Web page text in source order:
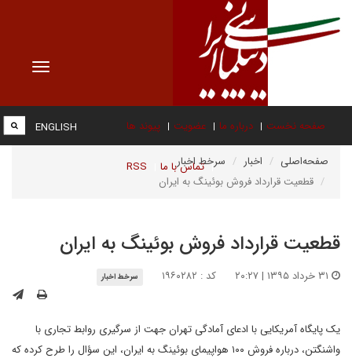
Toggle
صفحه نخست درباره ما عضویت پیوند ها
تماس با ما RSS
ENGLISH
صفحه‌اصلی اخبار
سرخط اخبار
قطعیت قرارداد فروش بوئینگ به ایران
قطعیت قرارداد فروش بوئینگ به ایران
کد : ۱۹۶۰۲۸۲ سرخط اخبار
یک پایگاه آمریکایی با ادعای آمادگی تهران جهت از سرگیری روابط تجاری با
واشنگتن، درباره فروش ۱۰۰ هواپیمای بوئینگ به ایران، این سؤال را طرح کرده که